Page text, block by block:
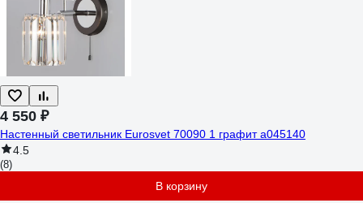
4 550 ₽
Настенный светильник Eurosvet 70090 1 графит a045140
4.5
(8)
В корзину